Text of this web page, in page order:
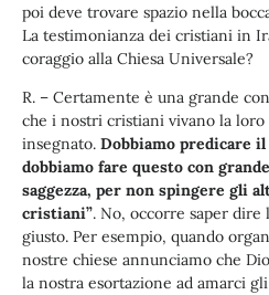
poi deve trovare spazio nella
La testimonianza dei cristiani in
coraggio alla Chiesa Universale?
R. – Certamente è una grande
che i nostri cristiani vivano la loro
insegnato. Dobbiamo predicare
dobbiamo fare questo con
saggezza, per non spingere gli
cristiani”. No, occorre saper
giusto. Per esempio, quando
nostre chiese annunciamo che
la nostra esortazione ad amarci